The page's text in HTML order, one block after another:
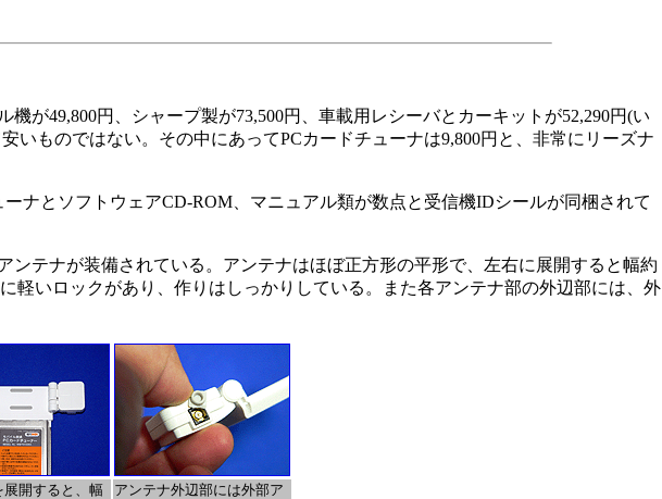
が49,800円、シャープ製が73,500円、車載用レシーバとカーキットが52,290円(い
いものではない。その中にあってPCカードチューナは9,800円と、非常にリーズナ
ナとソフトウェアCD-ROM、マニュアル類が数点と受信機IDシールが同梱されて
テナが装備されている。アンテナはほぼ正方形の平形で、左右に展開すると幅約
軽いロックがあり、作りはしっかりしている。また各アンテナ部の外辺部には、外
展開すると、幅
アンテナ外辺部には外部ア